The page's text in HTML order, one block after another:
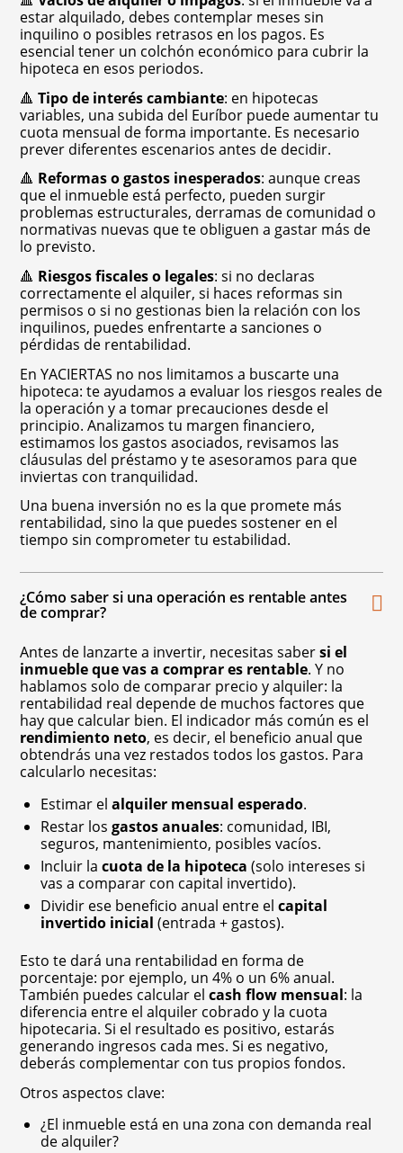
estar alquilado, debes contemplar meses sin
inquilino o posibles retrasos en los pagos. Es
esencial tener un colchón económico para cubrir la
hipoteca en esos periodos.
🔺Tipo de interés cambiante: en hipotecas
variables, una subida del Euríbor puede aumentar tu
cuota mensual de forma importante. Es necesario
prever diferentes escenarios antes de decidir.
🔺 Reformas o gastos inesperados: aunque creas
que el inmueble está perfecto, pueden surgir
problemas estructurales, derramas de comunidad o
normativas nuevas que te obliguen a gastar más de
lo previsto.
🔺 Riesgos fiscales o legales: si no declaras
correctamente el alquiler, si haces reformas sin
permisos o si no gestionas bien la relación con los
inquilinos, puedes enfrentarte a sanciones o
pérdidas de rentabilidad.
En YACIERTAS no nos limitamos a buscarte una
hipoteca: te ayudamos a evaluar los riesgos reales de
la operación y a tomar precauciones desde el
principio. Analizamos tu margen financiero,
estimamos los gastos asociados, revisamos las
cláusulas del préstamo y te asesoramos para que
inviertas con tranquilidad.
Una buena inversión no es la que promete más
rentabilidad, sino la que puedes sostener en el
tiempo sin comprometer tu estabilidad.
¿Cómo saber si una operación es rentable antes
de comprar?
Antes de lanzarte a invertir, necesitas sabersi el
inmueble que vas a comprar es rentable. Y no
hablamos solo de comparar precio y alquiler: la
rentabilidad real depende de muchos factores que
hay que calcular bien. El indicador más común es el
rendimiento neto, es decir, el beneficio anual que
obtendrás una vez restados todos los gastos. Para
calcularlo necesitas:
Estimar elalquiler mensual esperado.
Restar losgastos anuales: comunidad, IBI,
seguros, mantenimiento, posibles vacíos.
Incluir lacuota de la hipoteca (solo intereses si
vas a comparar con capital invertido).
Dividir ese beneficio anual entre elcapital
invertido inicial (entrada + gastos).
Esto te dará una rentabilidad en forma de
porcentaje: por ejemplo, un 4% o un 6% anual.
También puedes calcular elcash flow mensual: la
diferencia entre el alquiler cobrado y la cuota
hipotecaria. Si el resultado es positivo, estarás
generando ingresos cada mes. Si es negativo,
deberás complementar con tus propios fondos.
Otros aspectos clave:
¿El inmueble está en una zona con demanda real
de alquiler?